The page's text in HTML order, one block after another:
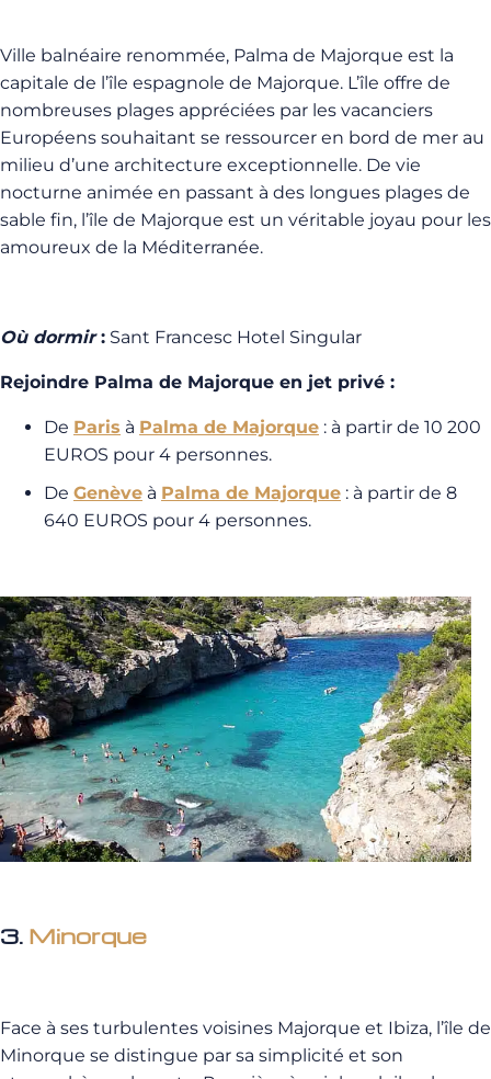
Ville balnéaire renommée, Palma de Majorque est la
capitale de l’île espagnole de Majorque. L’île offre de
nombreuses plages appréciées par les vacanciers
Européens souhaitant se ressourcer en bord de mer au
milieu d’une architecture exceptionnelle. De vie
nocturne animée en passant à des longues plages de
sable fin, l’île de Majorque est un véritable joyau pour les
amoureux de la Méditerranée.
Où dormir: Sant Francesc Hotel Singular
Rejoindre Palma de Majorque en jet privé :
De Paris à Palma de Majorque : à partir de 10 200
EUROS pour 4 personnes.
De Genève à Palma de Majorque : à partir de 8
640 EUROS pour 4 personnes.
3. Minorque
Face à ses turbulentes voisines Majorque et Ibiza, l’île de
Minorque se distingue par sa simplicité et son